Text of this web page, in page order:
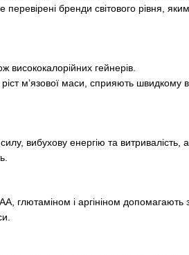
бренди світового рівня,
висококалорійних гейнерів.
м’язової маси, сприяють швидкому
вибухову енергію та
глютаміном і аргініном